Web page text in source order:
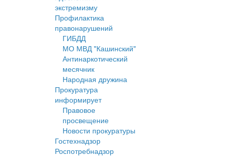
экстремизму
Профилактика
правонарушений
ГИБДД
МО МВД "Кашинский"
Антинаркотический
месячник
Народная дружина
Прокуратура
информирует
Правовое
просвещение
Новости прокуратуры
Гостехнадзор
Роспотребнадзор